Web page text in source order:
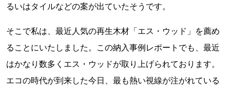
るいはタイルなどの案が出ていたそうです。
そこで私は、最近人気の再生木材「エス・ウッド」を薦め
ることにいたしました。この納入事例レポートでも、最近
はかなり数多くエス・ウッドが取り上げられております。
エコの時代が到来した今日、最も熱い視線が注がれている